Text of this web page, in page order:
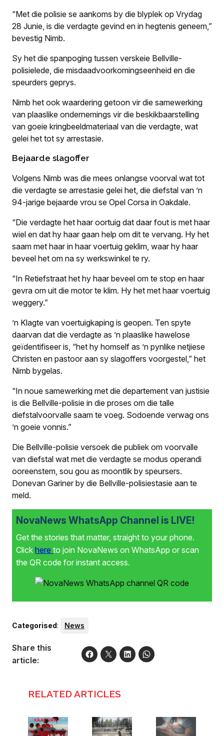
“Met die polisie se aankoms by die blyplek op Vrydag
28 Junie, is die verdagte gevind en in hegtenis geneem,”
bevestig Nimb.
Sy het die spanpoging tussen verskeie Bellville-
polisielede, die misdaadvoorkomingseenheid en die
speurders geprys.
Nimb het ook waardering getoon vir die samewerking
van plaaslike ondernemings vir die beskikbaarstelling
van goeie kringbeeldmateriaal van die verdagte, wat
gelei het tot sy arrestasie.
Bejaarde slagoffer
Volgens Nimb was die mees onlangse voorval wat tot
die verdagte se arrestasie gelei het, die diefstal van ’n
94-jarige bejaarde vrou se Opel Corsa in Oakdale.
“Die verdagte het haar oortuig dat daar fout is met haar
wiel en dat hy haar gaan help om dit te vervang. Hy het
saam met haar in haar voertuig geklim, waar hy haar
beveel het om na sy werkswinkel te ry.
“In Retiefstraat het hy haar beveel om te stop en haar
gevra om uit die motor te klim. Hy het met haar voertuig
weggery.”
’n Klagte van voertuigkaping is geopen. Ten spyte
daarvan dat die verdagte as ’n plaaslike hawelose
geïdentifiseer is, “het hy homself as ’n pynlike netjiese
Christen en pastoor aan sy slagoffers voorgestel,” het
Nimb bygelas.
“In noue samewerking met die departement van justisie
is die Bellville-polisie in die proses om die talle
diefstalvoorvalle saam te voeg. Sodoende verwag ons
’n goeie vonnis.”
Die Bellville-polisie versoek die publiek om voorvalle
van diefstal wat met die verdagte se modus operandi
ooreenstem, sou gou as moontlik by speursers.
Donevan Gariner by die Bellville-polisiestasie aan te
meld.
NovaNews WhatsApp Channel is LIVE!
Get the stories that matter, straight to your phone.
Click here to join NovaNews on WhatsApp or scan
the QR code for instant access.
Categorised: News
Share this
article:
RELATED ARTICLES